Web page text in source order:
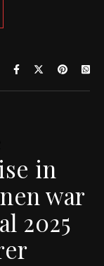
in
war
2025